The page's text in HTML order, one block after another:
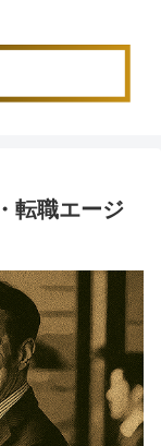
転職エージ